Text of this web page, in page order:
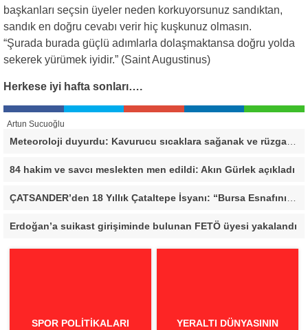
başkanları seçsin üyeler neden korkuyorsunuz sandıktan,
sandık en doğru cevabı verir hiç kuşkunuz olmasın.
“Şurada burada güçlü adımlarla dolaşmaktansa doğru yolda
sekerek yürümek iyidir.” (Saint Augustinus)
Herkese iyi hafta sonları….
Artun Sucuoğlu
Meteoroloji duyurdu: Kavurucu sıcaklara sağanak ve rüzgar arası
84 hakim ve savcı meslekten men edildi: Akın Gürlek açıkladı
Erdoğan’a suikast girişiminde bulunan FETÖ üyesi yakalandı
SPOR POLITIKALARI
YERALTI DÜNYASININ